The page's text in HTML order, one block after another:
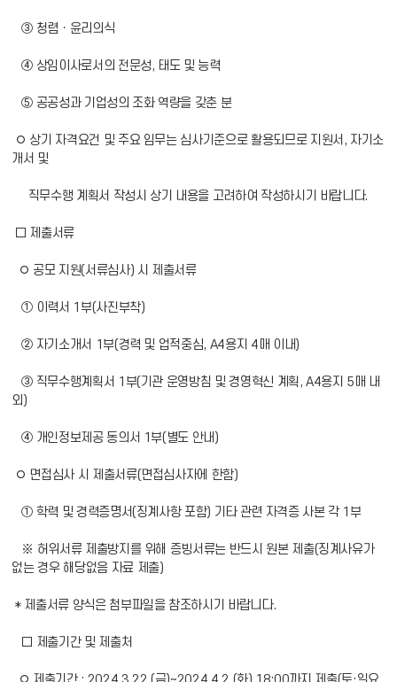
③ 청렴ㆍ윤리의식
④ 상임이사로서의 전문성, 태도 및 능력
⑤ 공공성과 기업성의 조화 역량을 갖춘 분
◦ 상기 자격요건 및 주요 임무는 심사기준으로 활용되므로 지원서, 자기소
개서 및
직무수행 계획서 작성시 상기 내용을 고려하여 작성하시기 바랍니다.
□ 제출서류
◦ 공모 지원(서류심사) 시 제출서류
① 이력서 1부(사진부착)
② 자기소개서 1부(경력 및 업적중심, A4용지 4매 이내)
③ 직무수행계획서 1부(기관 운영방침 및 경영혁신 계획, A4용지 5매 내
외)
④ 개인정보제공 동의서 1부(별도 안내)
◦ 면접심사 시 제출서류(면접심사자에 한함)
① 학력 및 경력증명서(징계사항 포함) 기타 관련 자격증 사본 각 1부
※ 허위서류 제출방지를 위해 증빙서류는 반드시 원본 제출(징계사유가
없는 경우 해당없음 자료 제출)
* 제출서류 양식은 첨부파일을 참조하시기 바랍니다.
□ 제출기간 및 제출처